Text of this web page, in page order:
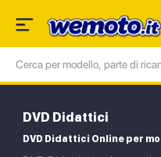
DVD Didattici
DVD Didattici Online per